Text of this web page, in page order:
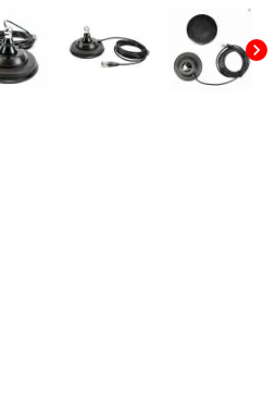
chevron_right